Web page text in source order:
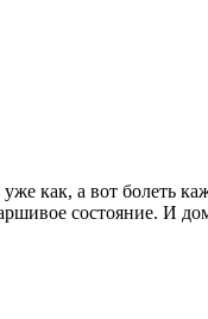
как, а вот болеть
состояние. И